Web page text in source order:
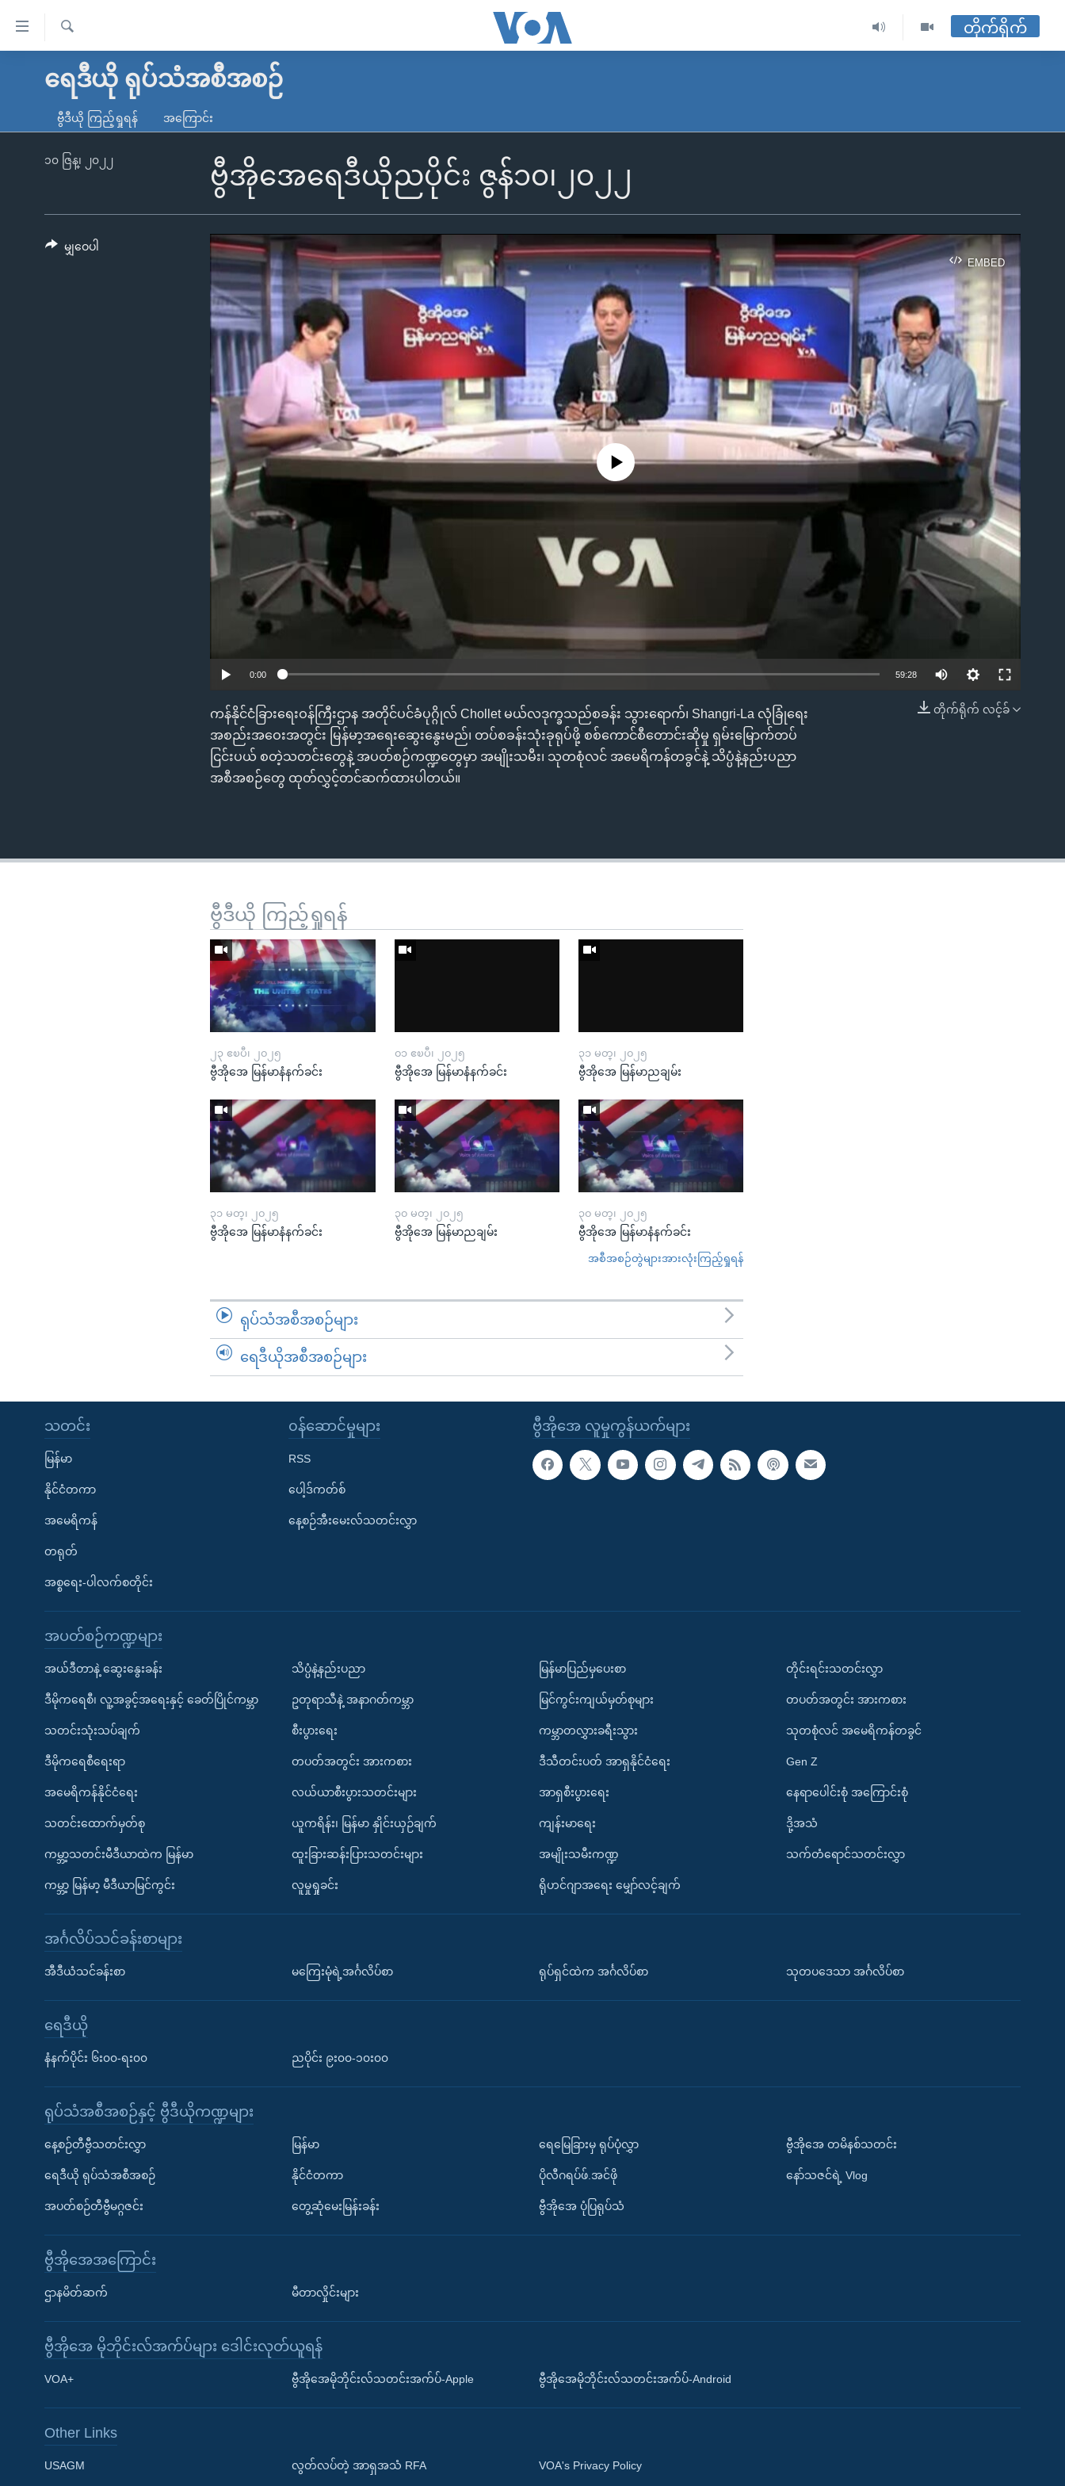
လွယ်ကူ
သည့်
မူလစာမျက်နှာ
ကမ္ဘာ့သတင်းများ
နိုင်ငံတကာ
တရုတ်
အစ္စရေး-ပါလက်စတိုင်း
ရပ်ဝန်းတခု လမ်းတခု အလွန်
အင်္ဂလိပ်စာလေ့လာမယ်
Learning English
ရ
တိုက်ရိုက်
ရေဒီယို ရုပ်သံအစီအစဉ်
ဗွီဒီယို ကြည့်ရှုရန် အကြောင်း
ဗွီအိုအေရေဒီယိုညပိုင်း ဇွန်၁၀၊၂၀၂၂
၁၀ ဇြန္၊ ၂၀၂၂
EMBED
EMBED
No media source currently available
0:00 59:28
တိုက်ရိုက် လင့်ခ်
ကန်နိုင်ငံခြားရေးဝန်ကြီးဌာန အတိုင်ပင်ခံပုဂ္ဂိုလ် Chollet မယ်လဒုက္ခသည်စခန်း သွားရောက်၊ Shangri-La လုံခြုံရေး
အစည်းအဝေးအတွင်း မြန်မာ့အရေးဆွေးနွေးမည်၊ တပ်စခန်းသုံးခုရုပ်ဖို့ စစ်ကောင်စီတောင်းဆိုမှု ရှမ်းမြောက်တပ်
ငြင်းပယ် စတဲ့သတင်းတွေနဲ့ အပတ်စဉ်ကဏ္ဍတွေမှာ အမျိုးသမီး၊ သုတစုံလင် အမေရိကန်တခွင်နဲ့ သိပ္ပံနဲ့နည်းပညာ
အစီအစဉ်တွေ ထုတ်လွှင့်တင်ဆက်ထားပါတယ်။
မျှဝေပါ
ဗွီဒီယို ကြည့်ရှုရန်
၂၃ ဧၿပီ၊ ၂၀၂၅
ဗွီအိုအေ မြန်မာနံနက်ခင်း
၀၁ ဧၿပီ၊ ၂၀၂၅
ဗွီအိုအေ မြန်မာနံနက်ခင်း
၃၁ မတ္၊ ၂၀၂၅
ဗွီအိုအေ မြန်မာညချမ်း
၃၁ မတ္၊ ၂၀၂၅
ဗွီအိုအေ မြန်မာနံနက်ခင်း
၃၀ မတ္၊ ၂၀၂၅
ဗွီအိုအေ မြန်မာညချမ်း
၃၀ မတ္၊ ၂၀၂၅
ဗွီအိုအေ မြန်မာနံနက်ခင်း
အစီအစဉ်တွဲများအားလုံးကြည့်ရှုရန်
ရုပ်သံအစီအစဉ်များ
ရေဒီယိုအစီအစဉ်များ
ဗွီအိုအေ လူမှုကွန်ယက်များ
သတင်း
မြန်မာ
နိုင်ငံတကာ
အမေရိကန်
တရုတ်
အစ္စရေး-ပါလက်စတိုင်း
၀န်ဆောင်မှုများ
RSS
ပေါ့ဒ်ကတ်စ်
နေ့စဉ်အီးမေးလ်သတင်းလွှာ
အပတ်စဉ်ကဏ္ဍများ
အယ်ဒီတာနဲ့ ဆွေးနွေးခန်း
ဒီမိုကရေစီ၊ လူ့အခွင့်အရေးနှင့် ခေတ်ပြိုင်ကမ္ဘာ
သတင်းသုံးသပ်ချက်
ဒီမိုကရေစီရေးရာ
အမေရိကန်နိုင်ငံရေး
သတင်းထောက်မှတ်စု
ကမ္ဘာ့သတင်းမီဒီယာထဲက မြန်မာ
ကမ္ဘာ့ မြန်မာ့ မီဒီယာမြင်ကွင်း
သိပ္ပံနဲ့နည်းပညာ
ဥတုရာသီနဲ့ အနာဂတ်ကမ္ဘာ
စီးပွားရေး
တပတ်အတွင်း အားကစား
လယ်ယာစီးပွားသတင်းများ
ယူကရိန်း၊ မြန်မာ နှိုင်းယှဉ်ချက်
ထူးခြားဆန်းပြားသတင်းများ
လူမှုရှုခင်း
မြန်မာပြည်မှပေးစာ
မြင်ကွင်းကျယ်မှတ်စုများ
ကမ္ဘာတလွှားခရီးသွား
ဒီသီတင်းပတ် အာရှနိုင်ငံရေး
အာရှစီးပွားရေး
ကျန်းမာရေး
အမျိုးသမီးကဏ္ဍ
ရိုဟင်ဂျာအရေး မျှော်လင့်ချက်
တိုင်းရင်းသတင်းလွှာ
တပတ်အတွင်း အားကစား
သုတစုံလင် အမေရိကန်တခွင်
Gen Z
နေရာပေါင်းစုံ အကြောင်းစုံ
ဒို့အသံ
သက်တံရောင်သတင်းလွှာ
အင်္ဂလိပ်သင်ခန်းစာများ
အီဒီယံသင်ခန်းစာ မကြေးမုံရဲ့အင်္ဂလိပ်စာ ရုပ်ရှင်ထဲက အင်္ဂလိပ်စာ သုတပဒေသာ အင်္ဂလိပ်စာ
ရေဒီယို
နံနက်ပိုင်း ၆း၀၀-ရး၀၀ ညပိုင်း ၉း၀၀-၁၀း၀၀
ရုပ်သံအစီအစဉ်နှင့် ဗွီဒီယိုကဏ္ဍများ
နေ့စဉ်တီဗွီသတင်းလွှာ
ရေဒီယို ရုပ်သံအစီအစဉ်
အပတ်စဉ်တီဗွီမဂ္ဂဇင်း
မြန်မာ
နိုင်ငံတကာ
တွေ့ဆုံမေးမြန်းခန်း
ရေမြေခြားမှ ရုပ်ပုံလွှာ
ပိုလီဂရပ်ဖ်.အင်ဖို
ဗွီအိုအေ ပုံပြရုပ်သံ
ဗွီအိုအေ တမိနစ်သတင်း
နော်သဇင်ရဲ့ Vlog
ဗွီအိုအေအကြောင်း
ဌာနမိတ်ဆက် မီတာလှိုင်းများ
ဗွီအိုအေ မိုဘိုင်းလ်အက်ပ်များ ဒေါင်းလုတ်ယူရန်
VOA+ ဗွီအိုအေမိုဘိုင်းလ်သတင်းအက်ပ်-Apple ဗွီအိုအေမိုဘိုင်းလ်သတင်းအက်ပ်-Android
Other Links
USAGM လွတ်လပ်တဲ့ အာရှအသံ RFA VOA's Privacy Policy